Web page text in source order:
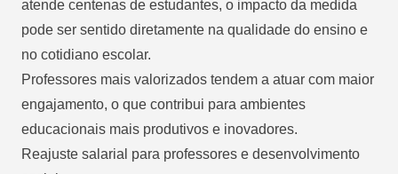
atende centenas de estudantes, o impacto da medida
pode ser sentido diretamente na qualidade do ensino e
no cotidiano escolar.
Professores mais valorizados tendem a atuar com maior
engajamento, o que contribui para ambientes
educacionais mais produtivos e inovadores.
Reajuste salarial para professores e desenvolvimento